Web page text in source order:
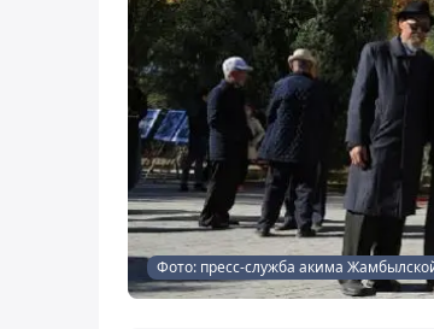
Фото: пресс-служба акима